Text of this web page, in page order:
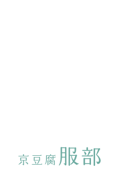
京豆腐 服部